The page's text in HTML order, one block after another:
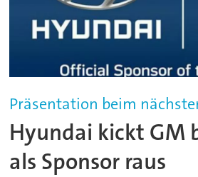
Präsentation beim
Hyundai kickt GM
als Sponsor raus